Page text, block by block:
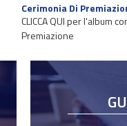
Cerimonia Di
CLICCA QUI per l'album
Premiazione